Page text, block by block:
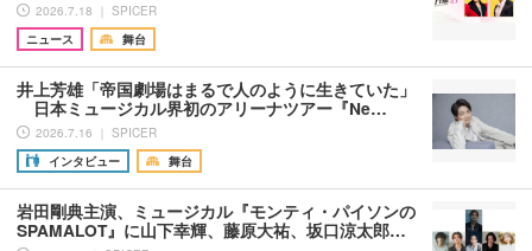
2026.7.18 ｜ SPICER
ニュース
舞台
井上芳雄「帝国劇場はまるで人のように生きていた」
日本ミュージカル界初のアリーナツアー『Ne…
2026.7.16 ｜ SPICER
インタビュー
舞台
岩田剛典主演、ミュージカル『モンティ・パイソンの
SPAMALOT』に山下幸輝、藤原大祐、坂口涼太郎…